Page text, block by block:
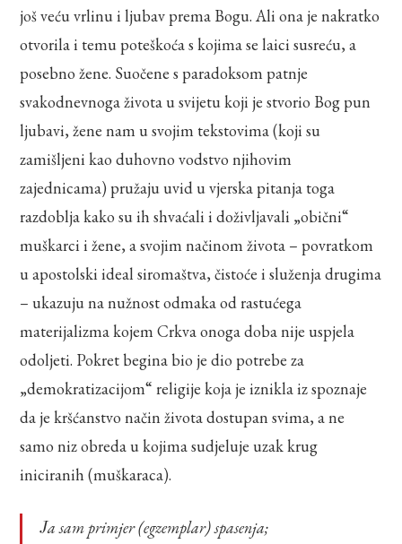
još veću vrlinu i ljubav prema Bogu. Ali ona je nakratko
otvorila i temu poteškoća s kojima se laici susreću, a
posebno žene. Suočene s paradoksom patnje
svakodnevnoga života u svijetu koji je stvorio Bog pun
ljubavi, žene nam u svojim tekstovima (koji su
zamišljeni kao duhovno vodstvo njihovim
zajednicama) pružaju uvid u vjerska pitanja toga
razdoblja kako su ih shvaćali i doživljavali „obični“
muškarci i žene, a svojim načinom života – povratkom
u apostolski ideal siromaštva, čistoće i služenja drugima
– ukazuju na nužnost odmaka od rastućega
materijalizma kojem Crkva onoga doba nije uspjela
odoljeti. Pokret begina bio je dio potrebe za
„demokratizacijom“ religije koja je iznikla iz spoznaje
da je kršćanstvo način života dostupan svima, a ne
samo niz obreda u kojima sudjeluje uzak krug
iniciranih (muškaraca).
Ja sam primjer (egzemplar) spasenja;